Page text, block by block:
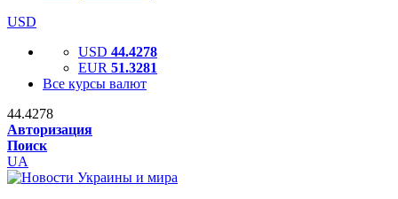
USD
USD 44.4278
EUR 51.3281
Все курсы валют
44.4278
Авторизация
Поиск
UA